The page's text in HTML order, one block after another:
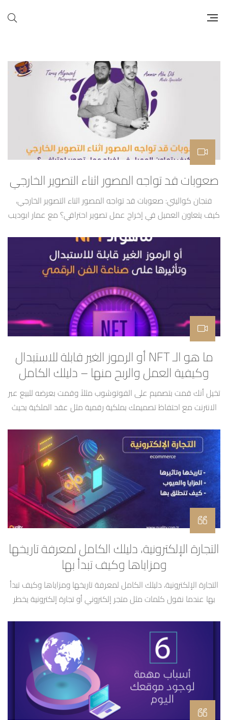
صعوبات قد تواجه المصور اثناء التصوير الخارجي
فنجان كواليتي: صعوبات قد تواجه المصور اثناء التصوير الخارجي،
كيف يتعاون العميل في إخراج عمل تصوير احترافي؟ مع عمار ابوديب
ما هو الـ NFT أو الرموز الغير قابلة للاستبدال
وكيفية العمل والربح منها – دليلك الكامل
تخيل أنك قمت بتصميم على الفوتوشوب مثلاً وقمت بعرضه للبيع عبر
الانترنت مع احتفاظ تصميمك بملكية رقمية مثل عقد الملكية بحيث
الانترنت وهي لك وبإمكانك بيعها وبيع التصميم لمن أردت هذا هو
الغير […]
التجارة الإلكترونية، دليلك الكامل لمعرفة تاريخها
ومزاياها وكيف تبدأ بها
التجارة الإلكترونية، دليلك الكامل لمعرفة تاريخها ومزاياها وكيف تبدأ
بها عندما نقول كلمات مثل متجر إلكتروني أو تجارة إلكترونية يخطر
سنة ونستطيع تطبيقه على كل المجالات وليس فقط ما اعتدنا عليه
من شراء الألبسة وإكسسوار […]